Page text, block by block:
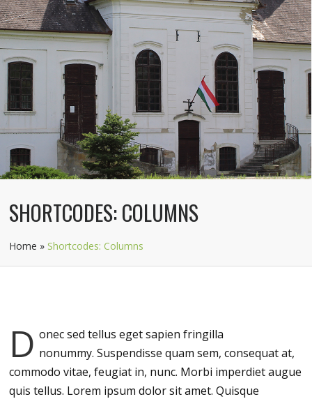
SHORTCODES: COLUMNS
Home » Shortcodes: Columns
D onec sed tellus eget sapien fringilla
nonummy.Suspendisse quam sem, consequat at,
commodo vitae, feugiat in, nunc. Morbi imperdiet augue
quis tellus. Lorem ipsum dolor sit amet. Quisque